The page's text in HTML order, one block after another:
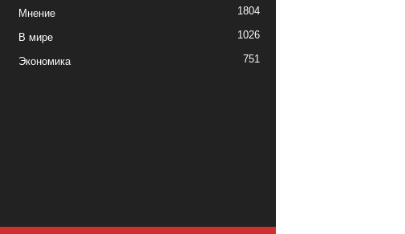
Мнение 1804
В мире 1026
Экономика 751